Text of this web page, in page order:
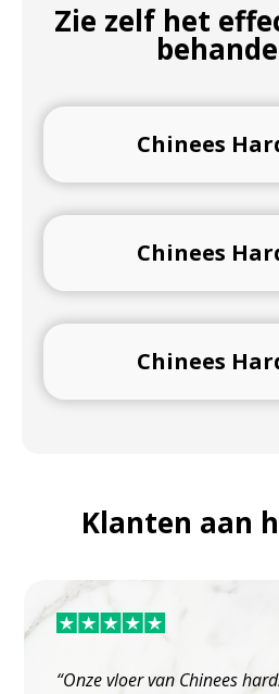
Zie zelf het
Chinees
Chinees
Chinees
Klanten aan
“Onze vloer van Chinees